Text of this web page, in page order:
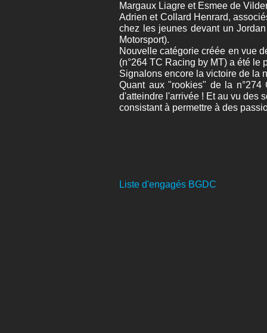
Margaux Liagre et Esmee de
Adrien et Collard Henrard,
chez les jeunes devant un
Motorsport).
Nouvelle catégorie créée en vue
(n°264 TC Racing by MT) a été le
Signalons encore la victoire de la
Quant aux "rookies" de la
d'atteindre l'arrivée ! Et au vu des
consistant à permettre à des
Liste d'engagés BGDC